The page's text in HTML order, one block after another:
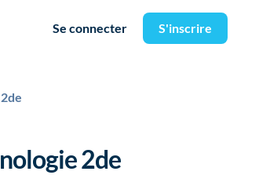
Se connecter S'inscrire
2de